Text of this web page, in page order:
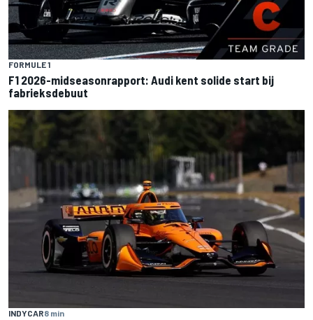
FORMULE 1
F1 2026-midseasonrapport: Audi kent solide start bij
fabrieksdebuut
INDYCAR8 min